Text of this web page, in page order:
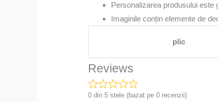
Personalizarea produsului este
Imaginile conțin elemente de
plic
Reviews
0 din 5 stele (bazat pe 0 recenzii)